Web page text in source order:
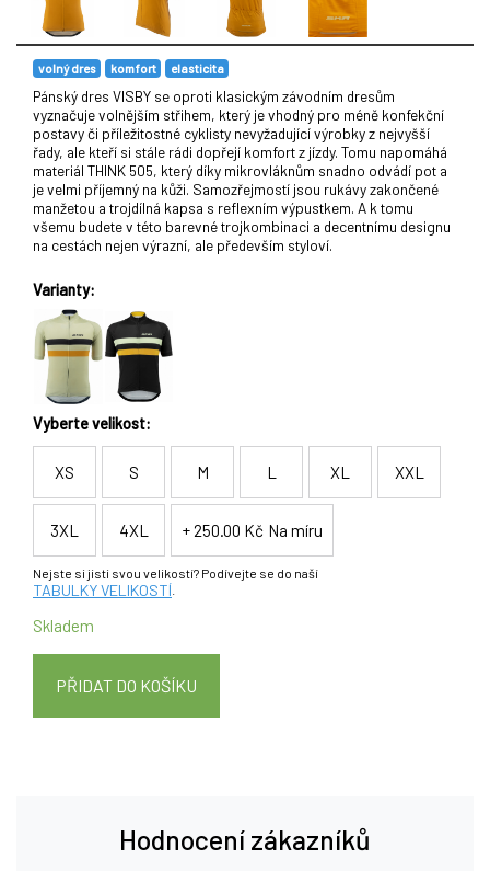
volný dres komfort elasticita
Pánský dres VISBY se oproti klasickým závodním dresům
vyznačuje volnějším střihem, který je vhodný pro méně konfekční
postavy či příležitostné cyklisty nevyžadující výrobky z nejvyšší
řady, ale kteří si stále rádi dopřejí komfort z jízdy. Tomu napomáhá
materiál THINK 505, který díky mikrovláknům snadno odvádí pot a
je velmi příjemný na kůži. Samozřejmostí jsou rukávy zakončené
manžetou a trojdílná kapsa s reflexním výpustkem. A k tomu
všemu budete v této barevné trojkombinaci a decentnímu designu
na cestách nejen výrazní, ale především styloví.
Varianty:
Vyberte velikost:
XS S M L XL XXL
3XL 4XL + 250.00 Kč Na míru
Nejste si jisti svou velikostí? Podívejte se do naší
TABULKY VELIKOSTÍ
Skladem
PŘIDAT DO KOŠÍKU
Hodnocení zákazníků